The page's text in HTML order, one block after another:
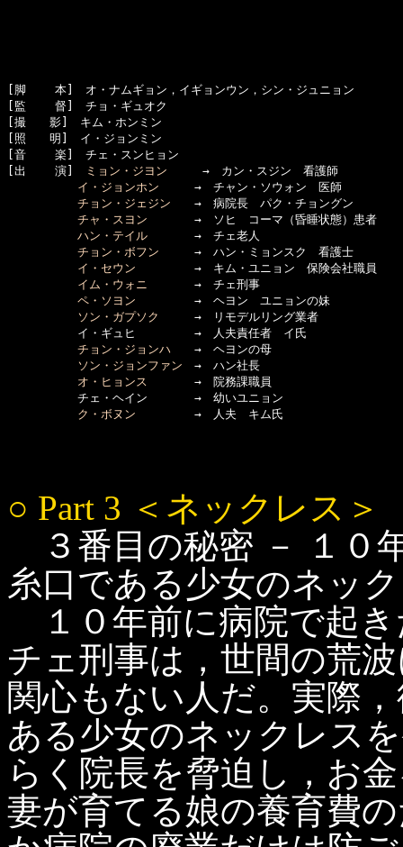
[脚    本]　オ・ナムギョン，イギョンウン，シン・ジュニョン
[監    督]　チョ・ギュオク
[撮　　影]　キム・ホンミン
[照　　明]　イ・ジョンミン
[音    楽]　チェ・スンヒョン
[出    演]
ミョン・ジヨン →　カン・スジン　看護師
イ・ジョンホン →　チャン・ソウォン　医師
チョン・ジェジン →　病院長　パク・チョングン
チャ・スヨン →　ソヒ　コーマ（昏睡状態）患者
ハン・テイル →　チェ老人
チョン・ボフン →　ハン・ミョンスク　看護士
イ・セウン →　キム・ユニョン　保険会社職員
イム・ウォニ →　チェ刑事
ペ・ソヨン →　ヘヨン　ユニョンの妹
ソン・ガプソク
→　リモデルリング業者
イ・ギュヒ　　　　　→　人夫責任者　イ氏
チョン・ジョンハ →　ヘヨンの母
ソン・ジョンファン →　ハン社長
オ・ヒョンス →　院務課職員
チェ・ヘイン　　　　→　幼いユニョン
ク・ボヌン
○ Part 3 ＜ネックレス＞
３番目の秘密 － １０
糸口である少女のネッ
１０年前に病院で起
チェ刑事は，世間の荒
関心もない人だ。実際
ある少女のネックレス
らく院長を脅迫し，お
妻が育てる娘の養育費